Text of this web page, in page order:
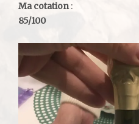
Ma cotation:
85/100